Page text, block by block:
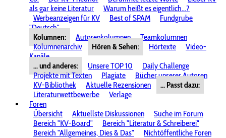
als gar keine Literatur
Warum heißt es eigentlich...?
Werbeanzeigen für KV
Best of SPAM
Fundgrube
"Deutsch"
Kolumnen:
Autorenkolumnen
Teamkolumnen
Kolumnenarchiv
Hören & Sehen: Hörtexte
Video-
Kanäle
... und anderes:
Unsere TOP 10
Daily Challenge
Projekte mit Texten
Plagiate
Bücher unserer Autoren
KV-Bibliothek
Aktuelle Rezensionen
... Passt dazu:
Literaturwettbewerbe
Verlage
Foren
Übersicht
Aktuellste Diskussionen
Suche im Forum
Bereich "KV-Board"
Bereich "Literatur & Schreiberei"
Bereich "Allgemeines, Dies & Das"
Nichtöffentliche Foren